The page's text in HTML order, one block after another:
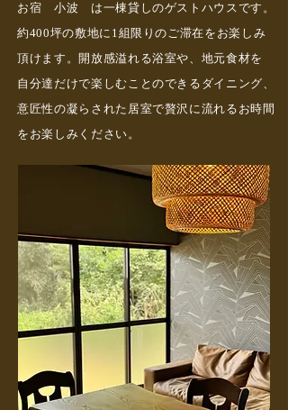
お宿 小波 は一棟貸しのゲストハウスです。
約400坪の敷地に1組限りのご滞在をお楽しみ
頂けます。開放感溢れる浴室や、地元食材を
自分達だけで楽しむことのできるダイニング、
​意匠性の凝らされた居室で贅沢に流れるお時間
をお楽しみください。